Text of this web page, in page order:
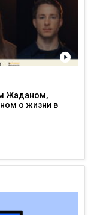
Жаданом,
о жизни в